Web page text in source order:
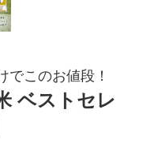
でこのお値段！
ベストセレ